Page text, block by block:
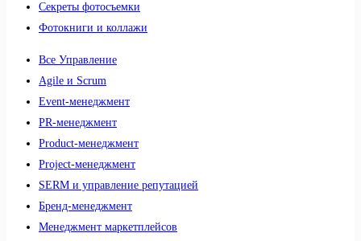
Секреты фотосъемки
Фотокниги и коллажи
Все Управление
Agile и Scrum
Event-менеджмент
PR-менеджмент
Product-менеджмент
Project-менеджмент
SERM и управление репутацией
Бренд-менеджмент
Менеджмент маркетплейсов